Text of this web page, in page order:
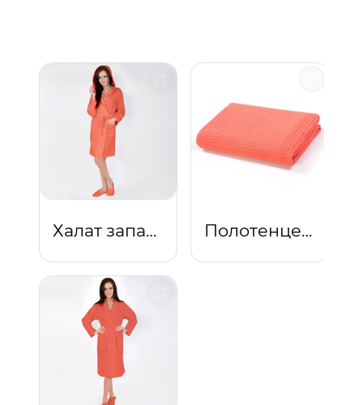
Халат запашной с капюшоном (коралл) Полотенце вафельное банное Коралловое